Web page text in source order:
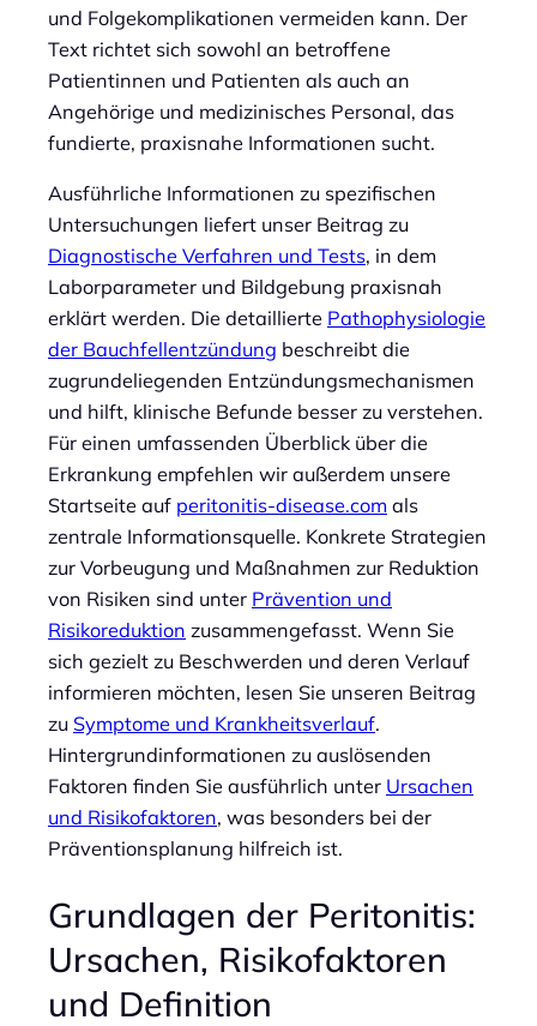
und Folgekomplikationen vermeiden kann. Der
Text richtet sich sowohl an betroffene
Patientinnen und Patienten als auch an
Angehörige und medizinisches Personal, das
fundierte, praxisnahe Informationen sucht.
Ausführliche Informationen zu spezifischen
Untersuchungen liefert unser Beitrag zu
Diagnostische Verfahren und Tests, in dem
Laborparameter und Bildgebung praxisnah
erklärt werden. Die detaillierte Pathophysiologie
der Bauchfellentzündung beschreibt die
zugrundeliegenden Entzündungsmechanismen
und hilft, klinische Befunde besser zu verstehen.
Für einen umfassenden Überblick über die
Erkrankung empfehlen wir außerdem unsere
Startseite auf peritonitis-disease.com als
zentrale Informationsquelle. Konkrete Strategien
zur Vorbeugung und Maßnahmen zur Reduktion
von Risiken sind unter Prävention und
Risikoreduktion zusammengefasst. Wenn Sie
sich gezielt zu Beschwerden und deren Verlauf
informieren möchten, lesen Sie unseren Beitrag
zu Symptome und Krankheitsverlauf.
Hintergrundinformationen zu auslösenden
Faktoren finden Sie ausführlich unter Ursachen
und Risikofaktoren, was besonders bei der
Präventionsplanung hilfreich ist.
Grundlagen der Peritonitis:
Ursachen, Risikofaktoren
und Definition